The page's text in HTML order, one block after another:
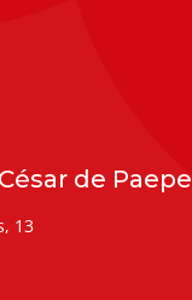
de Paepe
13